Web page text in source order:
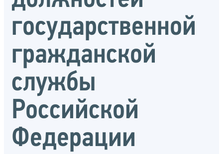
государственной
гражданской
службы
Российской
Федерации